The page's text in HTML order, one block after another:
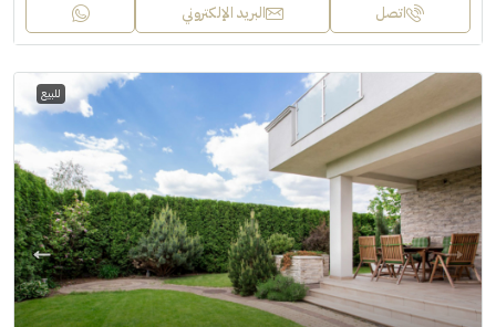
اتصل البريد الإلكتروني
للبيع